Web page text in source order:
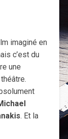
imaginé en
c’est du
une
. Et la